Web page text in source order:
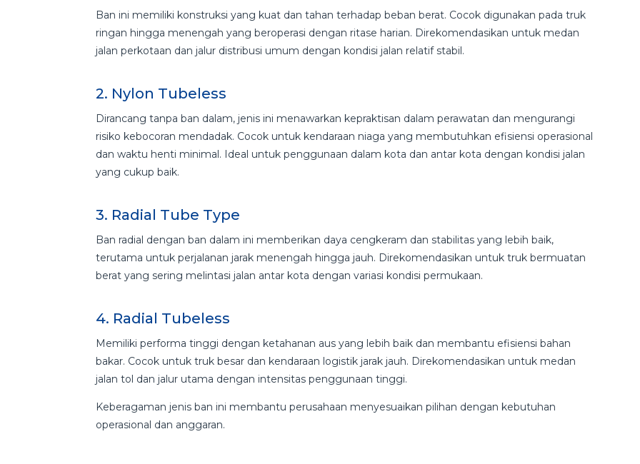
Ban ini memiliki konstruksi yang kuat dan tahan terhadap beban berat. Cocok digunakan pada truk
ringan hingga menengah yang beroperasi dengan ritase harian. Direkomendasikan untuk medan
jalan perkotaan dan jalur distribusi umum dengan kondisi jalan relatif stabil.
2. Nylon Tubeless
Dirancang tanpa ban dalam, jenis ini menawarkan kepraktisan dalam perawatan dan mengurangi
risiko kebocoran mendadak. Cocok untuk kendaraan niaga yang membutuhkan efisiensi operasional
dan waktu henti minimal. Ideal untuk penggunaan dalam kota dan antar kota dengan kondisi jalan
yang cukup baik.
3. Radial Tube Type
Ban radial dengan ban dalam ini memberikan daya cengkeram dan stabilitas yang lebih baik,
terutama untuk perjalanan jarak menengah hingga jauh. Direkomendasikan untuk truk bermuatan
berat yang sering melintasi jalan antar kota dengan variasi kondisi permukaan.
4. Radial Tubeless
Memiliki performa tinggi dengan ketahanan aus yang lebih baik dan membantu efisiensi bahan
bakar. Cocok untuk truk besar dan kendaraan logistik jarak jauh. Direkomendasikan untuk medan
jalan tol dan jalur utama dengan intensitas penggunaan tinggi.
Keberagaman jenis ban ini membantu perusahaan menyesuaikan pilihan dengan kebutuhan
operasional dan anggaran.